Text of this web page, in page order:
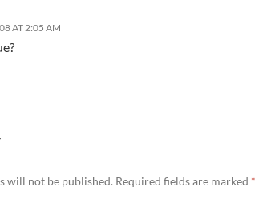
AT 2:05 AM
will not be published. Required fields are marked *